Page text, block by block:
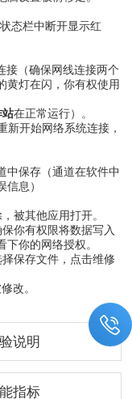
态栏中断开显示红
（确保网线连接两个
黄灯在闪，你有权使用
站在正常运行）。
开始网络系统连接，
保存（通道在软件中
息）
被其他应用打开。
你有权限将数据写入
你的网络授权。
保存文件，点击维修
改。
说明
指标